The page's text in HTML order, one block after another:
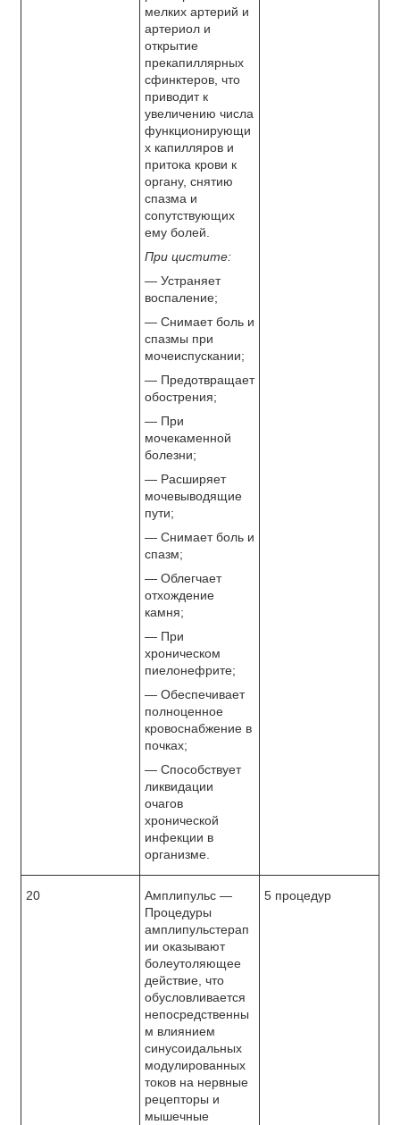
мелких артерий и
артериол и
открытие
прекапиллярных
сфинктеров, что
приводит к
увеличению числа
функционирующи
х капилляров и
притока крови к
органу, снятию
спазма и
сопутствующих
ему болей.
При цистите:
— Устраняет
воспаление;
— Снимает боль и
спазмы при
мочеиспускании;
— Предотвращает
обострения;
— При
мочекаменной
болезни;
— Расширяет
мочевыводящие
пути;
— Снимает боль и
спазм;
— Облегчает
отхождение
камня;
— При
хроническом
пиелонефрите;
— Обеспечивает
полноценное
кровоснабжение в
почках;
— Способствует
ликвидации
очагов
хронической
инфекции в
организме.
20
Амплипульс —
Процедуры
амплипульстерап
ии оказывают
болеутоляющее
действие, что
обусловливается
непосредственны
м влиянием
синусоидальных
модулированных
токов на нервные
рецепторы и
мышечные
5 процедур